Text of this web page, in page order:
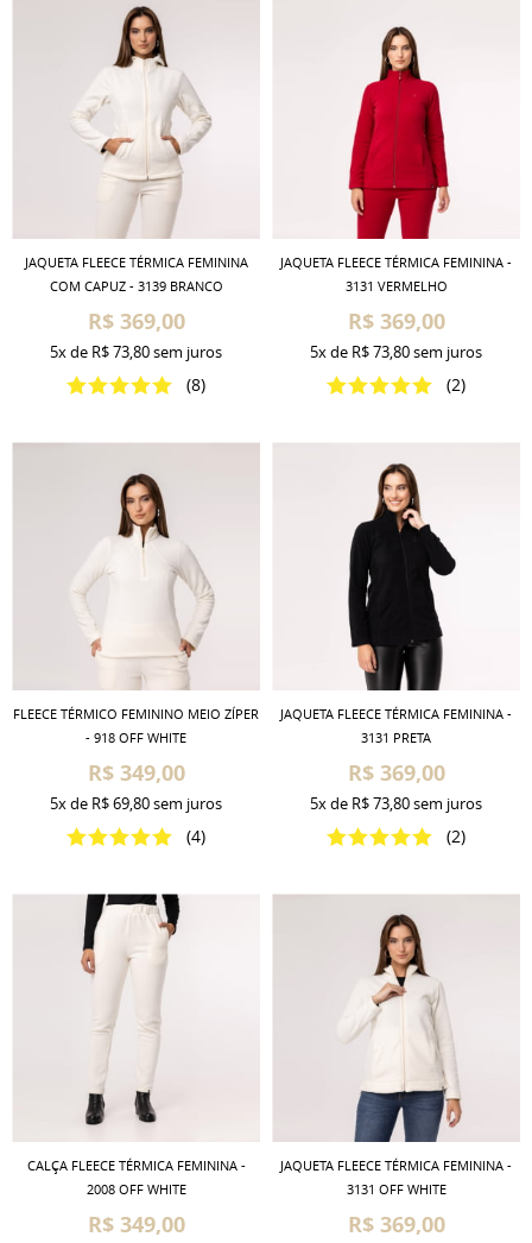
JAQUETA FLEECE TÉRMICA FEMININA
COM CAPUZ - 3139 BRANCO
R$ 369,00
(8)
5xde R$ 73,80sem juros
JAQUETA FLEECE TÉRMICA FEMININA -
3131 VERMELHO
R$ 369,00
(2)
5xde R$ 73,80sem juros
FLEECE TÉRMICO FEMININO MEIO ZÍPER
- 918 OFF WHITE
R$ 349,00
(4)
5xde R$ 69,80sem juros
JAQUETA FLEECE TÉRMICA FEMININA -
3131 PRETA
R$ 369,00
(2)
5xde R$ 73,80sem juros
CALÇA FLEECE TÉRMICA FEMININA -
2008 OFF WHITE
R$ 349,00
JAQUETA FLEECE TÉRMICA FEMININA -
3131 OFF WHITE
R$ 369,00